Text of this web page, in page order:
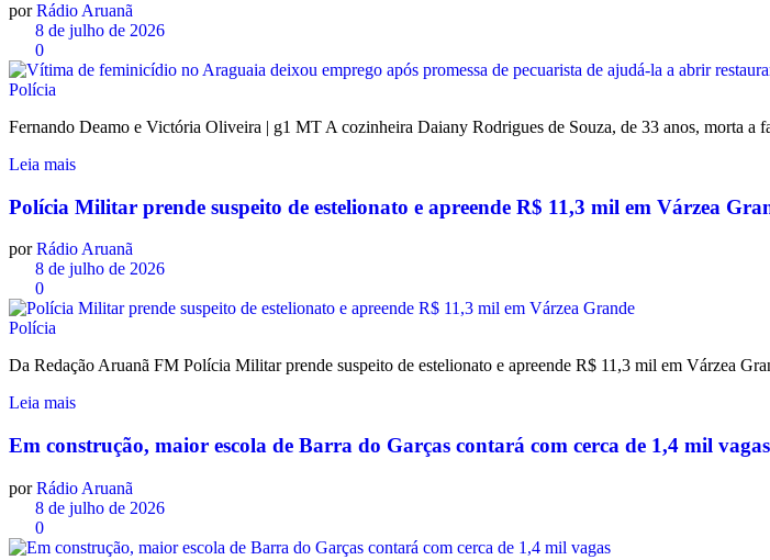
por Rádio Aruanã
8 de julho de 2026
0
Polícia
Fernando Deamo e Victória Oliveira | g1 MT A cozinheira Daiany Rodrigues de Souza, de 33 anos, morta a
Leia mais
Polícia Militar prende suspeito de estelionato e apreende R$ 11,3 mil em Várzea
por Rádio Aruanã
8 de julho de 2026
0
Polícia
Da Redação Aruanã FM Polícia Militar prende suspeito de estelionato e apreende R$ 11,3 mil em Várzea
Leia mais
Em construção, maior escola de Barra do Garças contará com cerca de 1,4 mil vagas
por Rádio Aruanã
8 de julho de 2026
0